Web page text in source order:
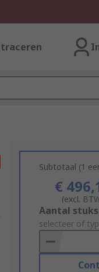
Subtotaal (1
€
(excl.
Add
to
Basket
Aantal stuks
selecteer of